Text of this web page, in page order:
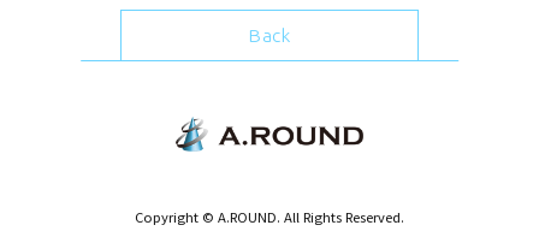
Back
Copyright © A.ROUND. All Rights Reserved.